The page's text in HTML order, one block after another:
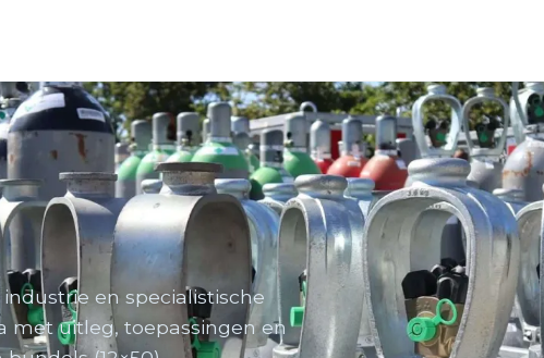
en specialistische
met uitleg, toepassingen en